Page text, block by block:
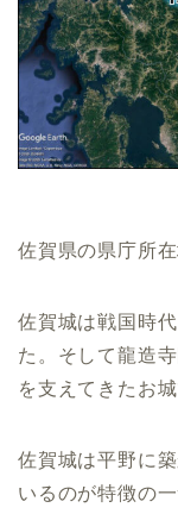
佐賀県の県庁所
佐賀城は戦国時
た。そして龍造
を支えてきたお
佐賀城は平野に
いるのが特徴の